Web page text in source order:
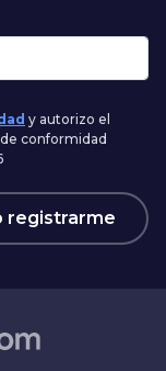
y autorizo el
conformidad
registrarme